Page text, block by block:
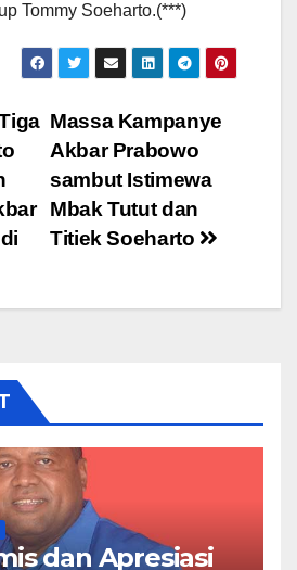
Tommy Soeharto.(***)
Massa Kampanye
Akbar Prabowo
sambut Istimewa
Mbak Tutut dan
Titiek Soeharto
dan Apresiasi